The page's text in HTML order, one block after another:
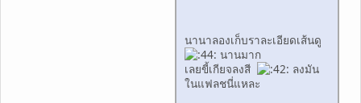
นานาลองเก็บราละเอียดเส้นดู
นานมาก
เลยขี้เกียจลงสี
ลงมัน
ในแฟลชนี่แหละ